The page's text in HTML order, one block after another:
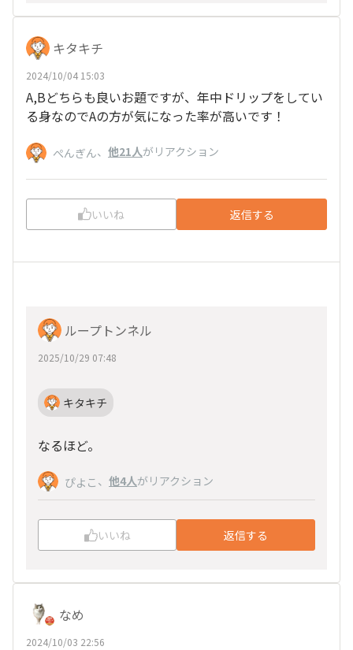
キタキチ
2024/10/04 15:03
A,Bどちらも良いお題ですが、年中ドリップをしてい
る身なのでAの方が気になった率が高いです！
ぺんぎん、 他21人がリアクション
いいね 返信する
ループトンネル
2025/10/29 07:48
キタキチ
なるほど。
ぴよこ 、 他4人がリアクション
いいね 返信する
なめ
2024/10/03 22:56